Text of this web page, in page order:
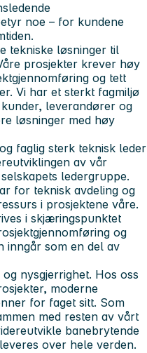
noe – for kundene
tekniske løsninger til
prosjekter krever høy
og tett
Vi har et sterkt fagmiljø
leverandører og
løsninger med høy
faglig sterk teknisk leder
av vår
ledergruppe.
for teknisk avdeling og
i prosjektene våre.
i skjæringspunktet
og
inngår som en del av
nysgjerrighet. Hos oss
moderne
for faget sitt. Som
med resten av vårt
banebrytende
over hele verden.